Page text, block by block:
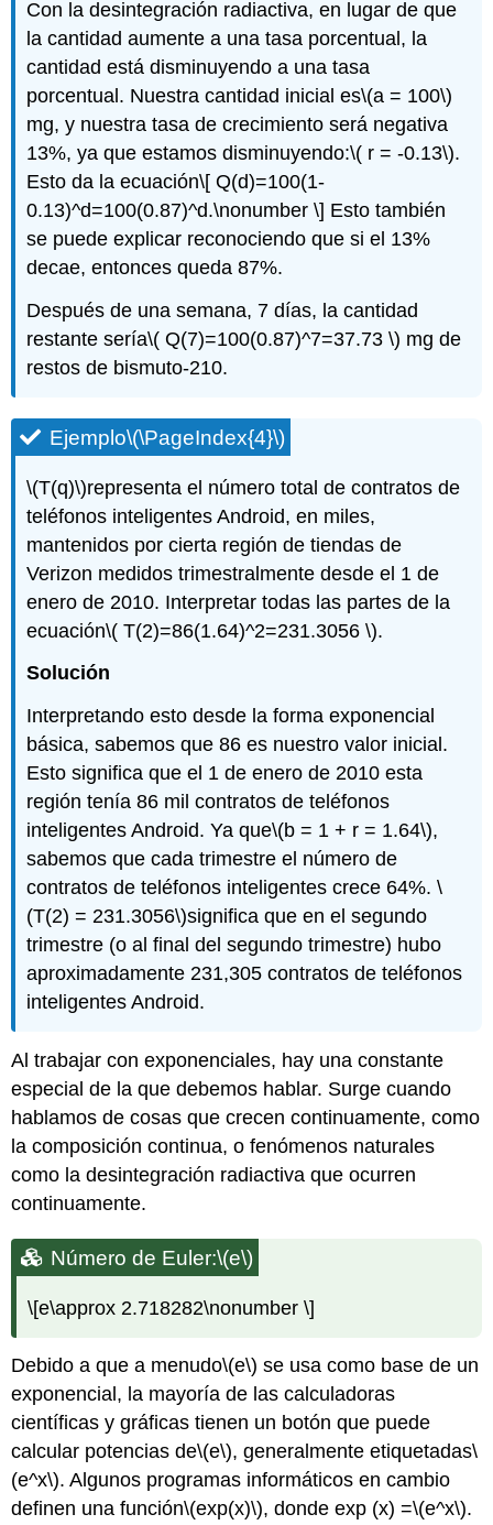
Con la desintegración radiactiva, en lugar de que
la cantidad aumente a una tasa porcentual, la
cantidad está disminuyendo a una tasa
porcentual. Nuestra cantidad inicial es\(a = 100\)
mg, y nuestra tasa de crecimiento será negativa
13%, ya que estamos disminuyendo:\( r = -0.13\).
Esto da la ecuación\[ Q(d)=100(1-
0.13)^d=100(0.87)^d.\nonumber \] Esto también
se puede explicar reconociendo que si el 13%
decae, entonces queda 87%.
Después de una semana, 7 días, la cantidad
restante sería\( Q(7)=100(0.87)^7=37.73 \) mg de
restos de bismuto-210.
Ejemplo\(\PageIndex{4}\)
\(T(q)\)representa el número total de contratos de
teléfonos inteligentes Android, en miles,
mantenidos por cierta región de tiendas de
Verizon medidos trimestralmente desde el 1 de
enero de 2010. Interpretar todas las partes de la
ecuación\( T(2)=86(1.64)^2=231.3056 \).
Solución
Interpretando esto desde la forma exponencial
básica, sabemos que 86 es nuestro valor inicial.
Esto significa que el 1 de enero de 2010 esta
región tenía 86 mil contratos de teléfonos
inteligentes Android. Ya que\(b = 1 + r = 1.64\),
sabemos que cada trimestre el número de
contratos de teléfonos inteligentes crece 64%.\
(T(2) = 231.3056\)significa que en el segundo
trimestre (o al final del segundo trimestre) hubo
aproximadamente 231,305 contratos de teléfonos
inteligentes Android.
Al trabajar con exponenciales, hay una constante
especial de la que debemos hablar. Surge cuando
hablamos de cosas que crecen continuamente, como
la composición continua, o fenómenos naturales
como la desintegración radiactiva que ocurren
continuamente.
Número de Euler:\(e\)
\[e\approx 2.718282\nonumber \]
Debido a que a menudo\(e\) se usa como base de un
exponencial, la mayoría de las calculadoras
científicas y gráficas tienen un botón que puede
calcular potencias de\(e\), generalmente etiquetadas\
(e^x\). Algunos programas informáticos en cambio
definen una función\(exp(x)\), donde exp (x) =\(e^x\).